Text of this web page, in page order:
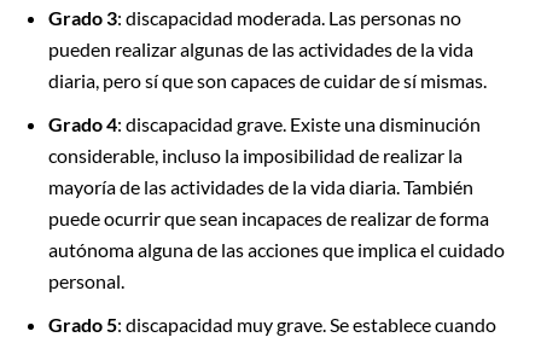
Grado 3: discapacidad moderada. Las personas no
pueden realizar algunas de las actividades de la vida
diaria, pero sí que son capaces de cuidar de sí mismas.
Grado 4: discapacidad grave. Existe una disminución
considerable, incluso la imposibilidad de realizar la
mayoría de las actividades de la vida diaria. También
puede ocurrir que sean incapaces de realizar de forma
autónoma alguna de las acciones que implica el cuidado
personal.
Grado 5: discapacidad muy grave. Se establece cuando